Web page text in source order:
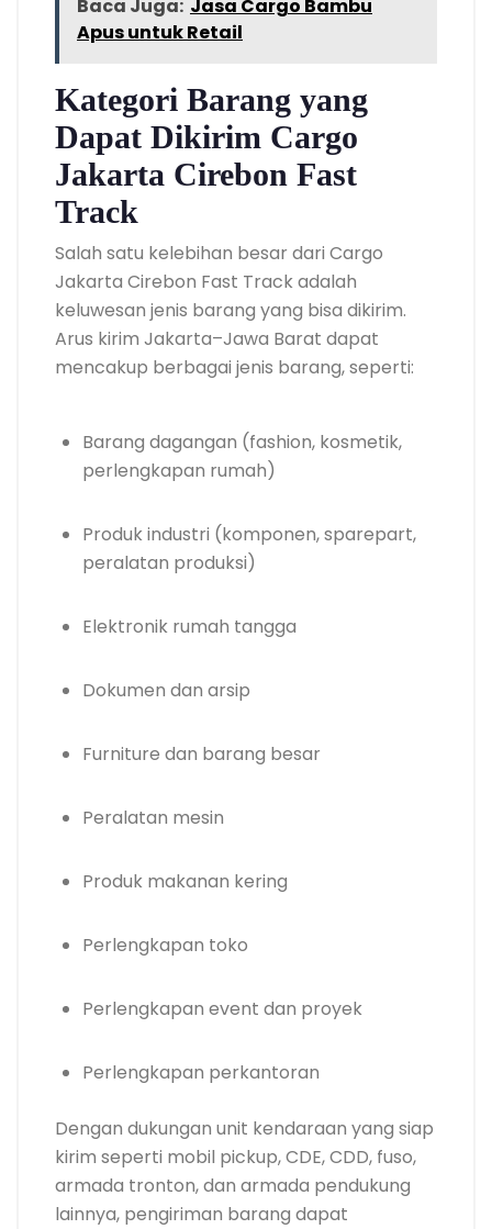
Baca Juga: Jasa Cargo Bambu
Apus untuk Retail
Kategori Barang yang
Dapat Dikirim Cargo
Jakarta Cirebon Fast
Track
Salah satu kelebihan besar dari Cargo
Jakarta Cirebon Fast Track adalah
keluwesan jenis barang yang bisa dikirim.
Arus kirim Jakarta–Jawa Barat dapat
mencakup berbagai jenis barang, seperti:
Barang dagangan (fashion, kosmetik,
perlengkapan rumah)
Produk industri (komponen, sparepart,
peralatan produksi)
Elektronik rumah tangga
Dokumen dan arsip
Furniture dan barang besar
Peralatan mesin
Produk makanan kering
Perlengkapan toko
Perlengkapan event dan proyek
Perlengkapan perkantoran
Dengan dukungan unit kendaraan yang siap
kirim seperti mobil pickup, CDE, CDD, fuso,
armada tronton, dan armada pendukung
lainnya, pengiriman barang dapat